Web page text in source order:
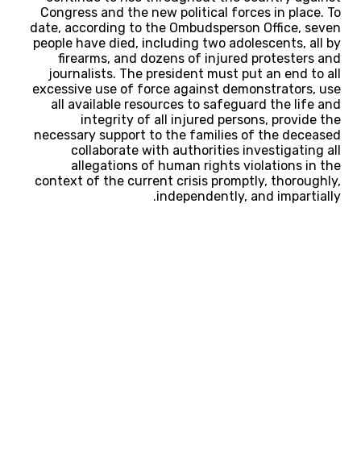
Congress and the new political forces in place. To
date, according to the Ombudsperson Office, seven
people have died, including two adolescents, all by
firearms, and dozens of injured protesters and
journalists. The president must put an end to all
excessive use of force against demonstrators, use
all available resources to safeguard the life and
integrity of all injured persons, provide the
necessary support to the families of the deceased
collaborate with authorities investigating all
allegations of human rights violations in the
context of the current crisis promptly, thoroughly,
independently, and impartially.